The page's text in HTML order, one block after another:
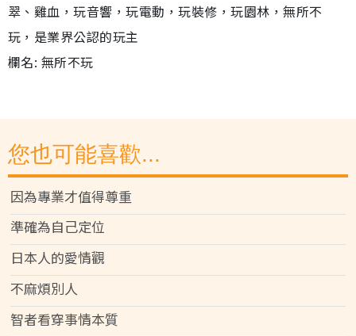
翠、雞血，玩音響，玩電動，玩裝修，玩園林，無所不
玩，是業界公認的玩主
欄名: 無所不玩
您也可能喜歡...
因為專業才值得尊重
準確為自己定位
日本人的愛情觀
不麻煩別人
智者看穿事情本質